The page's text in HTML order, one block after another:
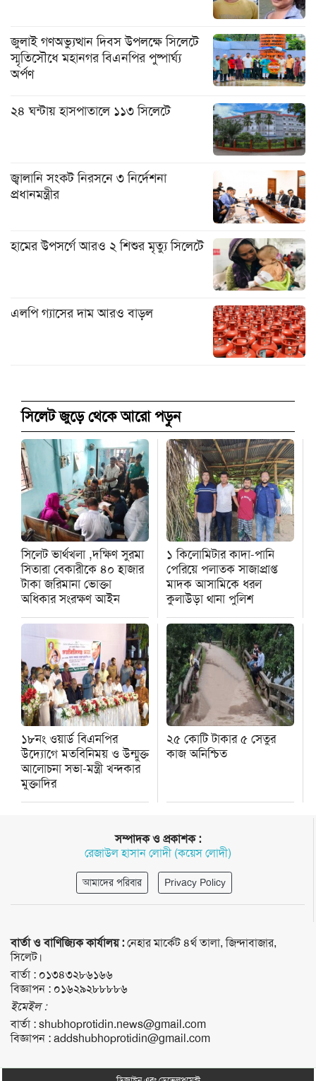
জুলাই গণঅভ্যুত্থান দিবস উপলক্ষে সিলেটে
স্মৃতিসৌধে মহানগর বিএনপির পুষ্পার্ঘ্য
অর্পণ
২৪ ঘন্টায় হাসপাতালে ১১৩ সিলেটে
জ্বালানি সংকট নিরসনে ৩ নির্দেশনা
প্রধানমন্ত্রীর
হামের উপসর্গে আরও ২ শিশুর মৃত্যু সিলেটে
এলপি গ্যাসের দাম আরও বাড়ল
সিলেট জুড়ে থেকে আরো পড়ুন
সিলেট ভার্থখলা ,দক্ষিণ সুরমা
সিতারা বেকারীকে ৪০ হাজার
টাকা জরিমানা ভোক্তা
অধিকার সংরক্ষণ আইন
১ কিলোমিটার কাদা-পানি
পেরিয়ে পলাতক সাজাপ্রাপ্ত
মাদক আসামিকে ধরল
কুলাউড়া থানা পুলিশ
১৮নং ওয়ার্ড বিএনপির
উদ্যোগে মতবিনিময় ও উন্মুক্ত
আলোচনা সভা-মন্ত্রী খন্দকার
মুক্তাদির
২৫ কোটি টাকার ৫ সেতুর
কাজ অনিশ্চিত
সম্পাদক ও প্রকাশক :
রেজাউল হাসান লোদী (কয়েস লোদী)
আমাদের পরিবার Privacy Policy
বার্তা ও বাণিজ্যিক কার্যালয় :নেহার মার্কেট ৪র্থ তালা, জিন্দাবাজার,
সিলেট।
বার্তা : ০১৩৪৩২৮৬১৬৬
বিজ্ঞাপন : ০১৬২৯২৮৮৮৮৬
ইমেইল :
বার্তা :shubhoprotidin.news@gmail.com
বিজ্ঞাপন :addshubhoprotidin@gmail.com